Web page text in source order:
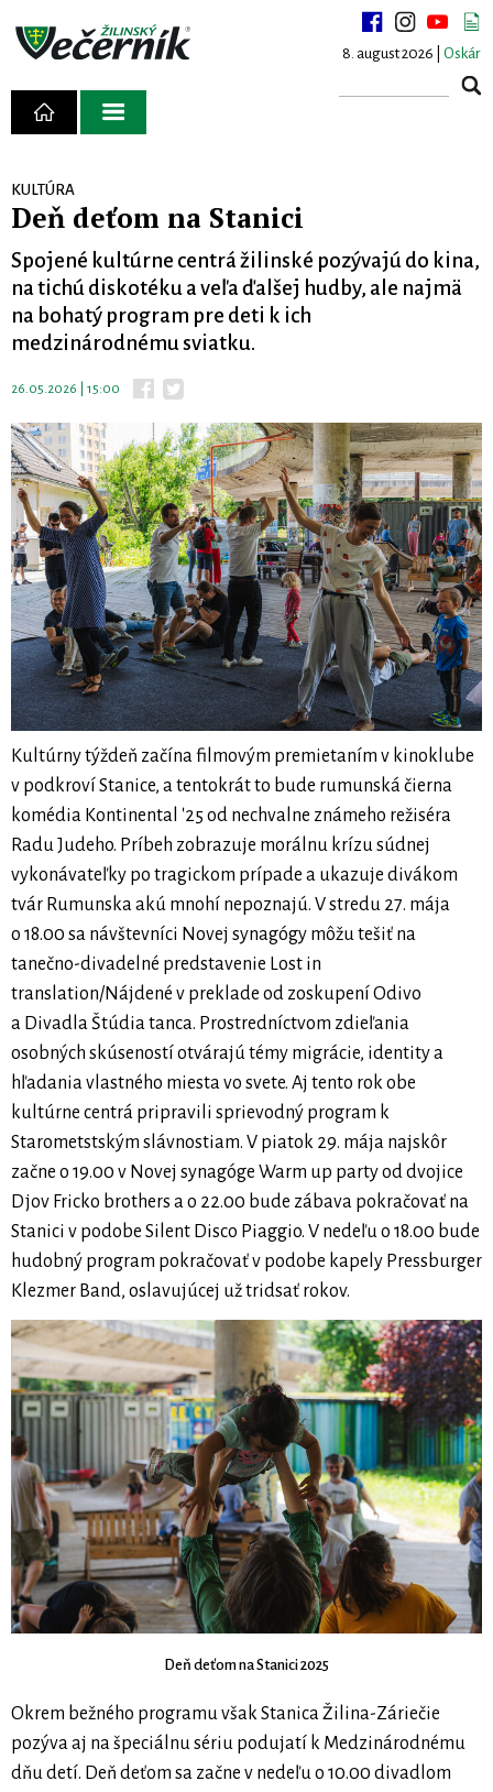
8. august 2026 | Oskár
KULTÚRA
Deň deťom na Stanici
Spojené kultúrne centrá žilinské pozývajú do kina,
na tichú diskotéku a veľa ďalšej hudby, ale najmä
na bohatý program pre deti k ich
medzinárodnému sviatku.
26.05.2026 | 15:00
Kultúrny týždeň začína filmovým premietaním v kinoklube
v podkroví Stanice, a tentokrát to bude rumunská čierna
komédia Kontinental '25 od nechvalne známeho režiséra
Radu Judeho. Príbeh zobrazuje morálnu krízu súdnej
vykonávateľky po tragickom prípade a ukazuje divákom
tvár Rumunska akú mnohí nepoznajú. V stredu 27. mája
o 18.00 sa návštevníci Novej synagógy môžu tešiť na
tanečno-divadelné predstavenie Lost in
translation/Nájdené v preklade od zoskupení Odivo
a Divadla Štúdia tanca. Prostredníctvom zdieľania
osobných skúseností otvárajú témy migrácie, identity a
hľadania vlastného miesta vo svete. Aj tento rok obe
kultúrne centrá pripravili sprievodný program k
Starometstským slávnostiam. V piatok 29. mája najskôr
začne o 19.00 v Novej synagóge Warm up party od dvojice
Djov Fricko brothers a o 22.00 bude zábava pokračovať na
Stanici v podobe Silent Disco Piaggio. V nedeľu o 18.00 bude
hudobný program pokračovať v podobe kapely Pressburger
Klezmer Band, oslavujúcej už tridsať rokov.
Deň deťom na Stanici 2025
Okrem bežného programu však Stanica Žilina-Záriečie
pozýva aj na špeciálnu sériu podujatí k Medzinárodnému
dňu detí. Deň deťom sa začne v nedeľu o 10.00 divadlom